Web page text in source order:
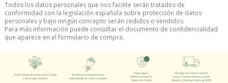
Todos los datos personales que nos facilite serán tratados de
conformidad con la legislación española sobre protección de datos
personales y bajo ningún concepto serán cedidos o vendidos.
Para más información puede consultar el documento de confidencialidad
que aparece en el formulario de compra.